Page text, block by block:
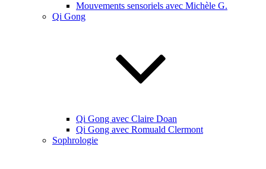
Mouvements sensoriels avec Michèle G.
Qi Gong
Qi Gong avec Claire Doan
Qi Gong avec Romuald Clermont
Sophrologie